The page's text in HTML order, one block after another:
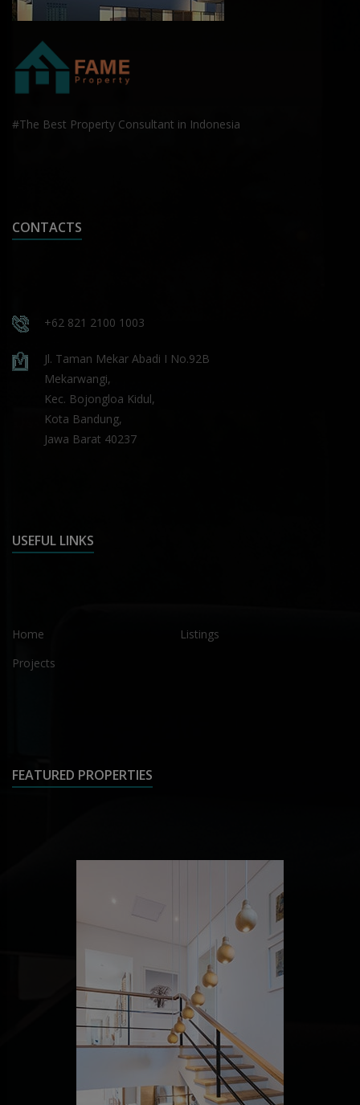
#The Best Property Consultant in Indonesia
CONTACTS
+62 821 2100 1003
Jl. Taman Mekar Abadi I No.92B
Mekarwangi,
Kec. Bojongloa Kidul,
Kota Bandung,
Jawa Barat 40237
USEFUL LINKS
Home
Listings
Projects
FEATURED PROPERTIES